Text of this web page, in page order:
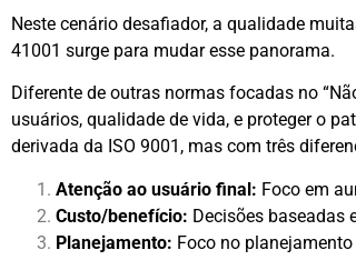
Neste cenário desafiador, a qualidade
41001 surge para mudar esse panorama.
Diferente de outras normas focadas no
usuários, qualidade de vida, e proteger o
derivada da ISO 9001, mas com três
Atenção ao usuário final: Foco em
Custo/benefício: Decisões baseadas
Planejamento: Foco no